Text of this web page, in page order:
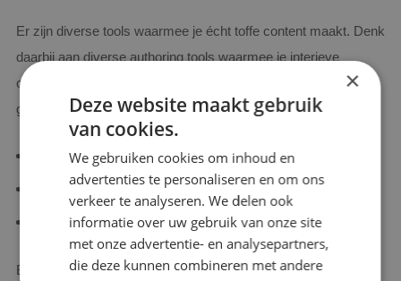
Er zijn diverse tools waarmee je écht toffe content maakt. Denk
daarbij aan diverse authoring tools waarmee je interieve
content kan maken. We hebben wat voorbeelden op een rij
gezet:
iSpring Suite’s brandveiligheidscursus
Thinglink’s guided safety tour
Easygenerator’s anti-harressment training
Bij Spike Academy geloven we sterk in de kracht van online
×
Deze website maakt gebruik
van cookies.
We gebruiken cookies om inhoud en
advertenties te personaliseren en om ons
verkeer te analyseren. We delen ook
informatie over uw gebruik van onze site
met onze advertentie- en analysepartners,
die deze kunnen combineren met andere